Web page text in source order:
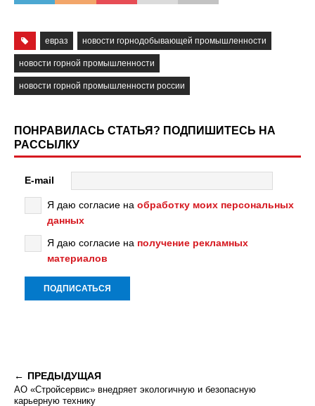
евраз новости горнодобывающей промышленности
новости горной промышленности
новости горной промышленности россии
ПОНРАВИЛАСЬ СТАТЬЯ? ПОДПИШИТЕСЬ НА
РАССЫЛКУ
E-mail
Я даю согласие на обработку моих персональных
данных
Я даю согласие на получение рекламных
материалов
ПРЕДЫДУЩАЯ
АО «Стройсервис» внедряет экологичную и безопасную
карьерную технику